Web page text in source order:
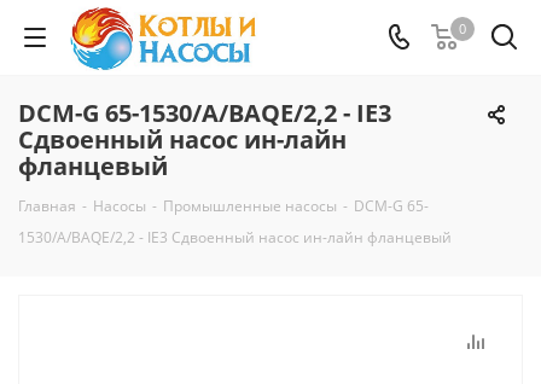
0
DCM-G 65-1530/A/BAQE/2,2 - IE3
Сдвоенный насос ин-лайн
фланцевый
Главная - Насосы - Промышленные насосы - DCM-G 65-
1530/A/BAQE/2,2 - IE3 Сдвоенный насос ин-лайн фланцевый